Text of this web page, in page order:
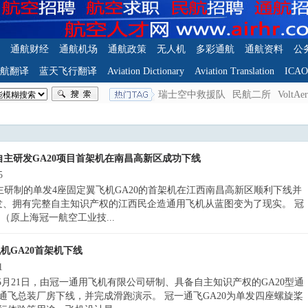
通航财经 通航机场 通航政策 无人机 多彩通航 通航资料 公
翻译 蓝天飞行翻译 Aviation Dictionary Aviation Translation
瑞士空中救援队 民航二所
研发GA20项目首架机在南昌高新区成功下线
研制的单发4座固定翼飞机GA20的首架机在江西南昌高新区顺利下线并
拥有完整自主知识产权的江西民企造通用飞机从蓝图变为了现实。 冠
原上海冠一航空工业技...
GA20首架机下线
21日，由冠一通用飞机有限公司研制、具备自主知识产权的GA20型通
飞总装厂房下线，并完成滑跑演示。 冠一通飞GA20为单发四座螺旋桨